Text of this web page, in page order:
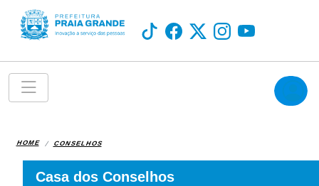
HOME CONSELHOS
Casa dos Conselhos